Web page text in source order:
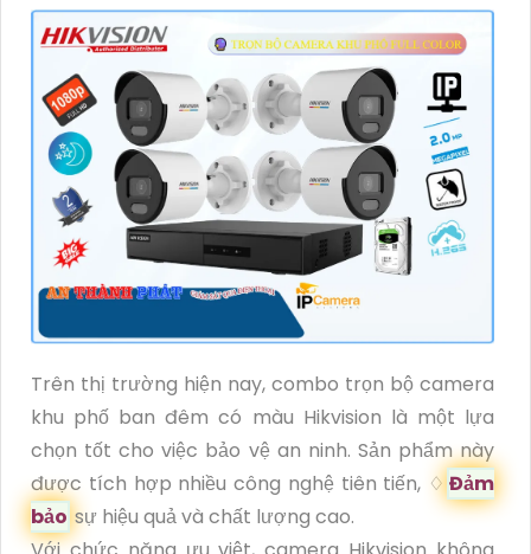
Trên thị trường hiện nay, combo trọn bộ camera
khu phố ban đêm có màu Hikvision là một lựa
chọn tốt cho việc bảo vệ an ninh. Sản phẩm này
được tích hợp nhiều công nghệ tiên tiến, ♢ Đảm
bảo sự hiệu quả và chất lượng cao.